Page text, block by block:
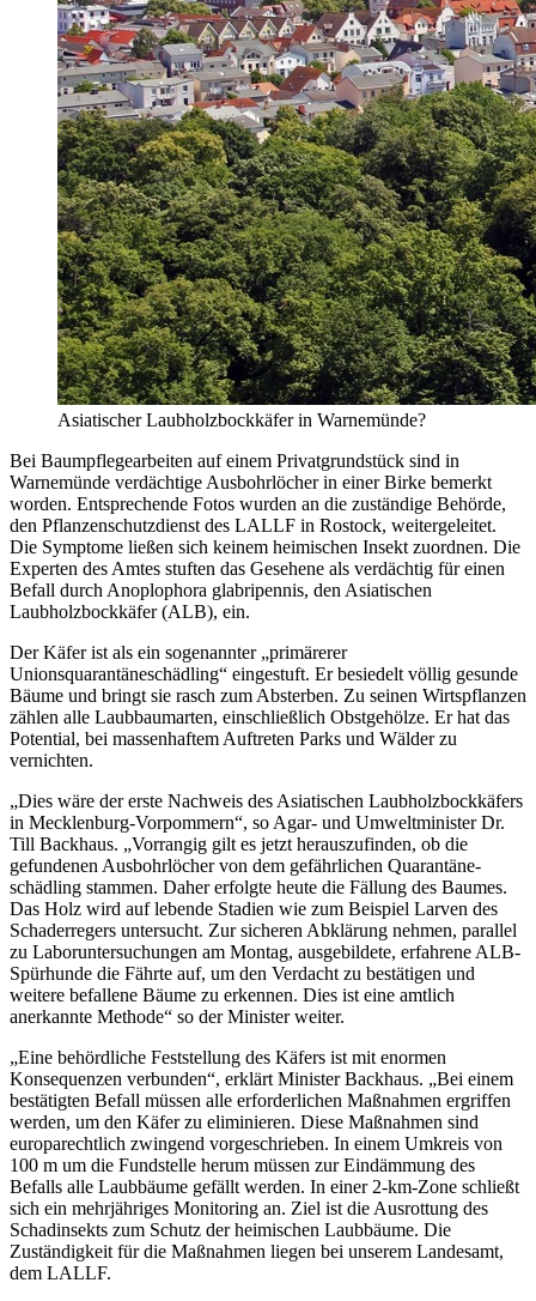
Asiatischer Laubholzbockkäfer in Warnemünde?
Bei Baumpflegearbeiten auf einem Privatgrundstück sind in
Warnemünde verdächtige Ausbohrlöcher in einer Birke bemerkt
worden. Entsprechende Fotos wurden an die zuständige Behörde,
den Pflanzenschutzdienst des LALLF in Rostock, weitergeleitet.
Die Symptome ließen sich keinem heimischen Insekt zuordnen. Die
Experten des Amtes stuften das Gesehene als verdächtig für einen
Befall durch Anoplophora glabripennis, den Asiatischen
Laubholzbockkäfer (ALB), ein.
Der Käfer ist als ein sogenannter „primärerer
Unionsquarantäneschädling“ eingestuft. Er besiedelt völlig gesunde
Bäume und bringt sie rasch zum Absterben. Zu seinen Wirtspflanzen
zählen alle Laubbaumarten, einschließlich Obstgehölze. Er hat das
Potential, bei massenhaftem Auftreten Parks und Wälder zu
vernichten.
„Dies wäre der erste Nachweis des Asiatischen Laubholzbockkäfers
in Mecklenburg-Vorpommern“, so Agar- und Umweltminister Dr.
Till Backhaus. „Vorrangig gilt es jetzt herauszufinden, ob die
gefundenen Ausbohrlöcher von dem gefährlichen Quarantäne­
schädling stammen. Daher erfolgte heute die Fällung des Baumes.
Das Holz wird auf lebende Stadien wie zum Beispiel Larven des
Schaderregers untersucht. Zur sicheren Abklärung nehmen, parallel
zu Laboruntersuchungen am Montag, ausgebildete, erfahrene ALB-
Spürhunde die Fährte auf, um den Verdacht zu bestätigen und
weitere befallene Bäume zu erkennen. Dies ist eine amtlich
anerkannte Methode“ so der Minister weiter.
„Eine behördliche Feststellung des Käfers ist mit enormen
Konsequenzen verbunden“, erklärt Minister Backhaus. „Bei einem
bestätigten Befall müssen alle erforderlichen Maßnahmen ergriffen
werden, um den Käfer zu eliminieren. Diese Maßnahmen sind
europarechtlich zwingend vorgeschrieben. In einem Umkreis von
100 m um die Fundstelle herum müssen zur Eindämmung des
Befalls alle Laubbäume gefällt werden. In einer 2-km-Zone schließt
sich ein mehrjähriges Monitoring an. Ziel ist die Ausrottung des
Schadinsekts zum Schutz der heimischen Laubbäume. Die
Zuständigkeit für die Maßnahmen liegen bei unserem Landesamt,
dem LALLF.